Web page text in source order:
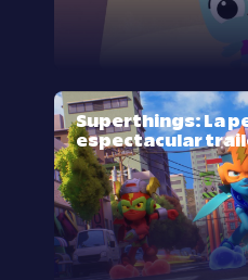
Superthings: La
espectacular